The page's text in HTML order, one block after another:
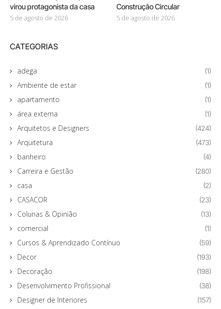
virou protagonista da casa
5 de agosto de 2026
Construção Circular
5 de agosto de 2026
CATEGORIAS
adega (1)
Ambiente de estar (1)
apartamento (1)
área externa (1)
Arquitetos e Designers (424)
Arquitetura (473)
banheiro (4)
Carreira e Gestão (280)
casa (2)
CASACOR (23)
Colunas & Opinião (13)
comercial (1)
Cursos & Aprendizado Contínuo (59)
Decor (193)
Decoração (198)
Desenvolvimento Profissional (38)
Designer de Interiores (157)